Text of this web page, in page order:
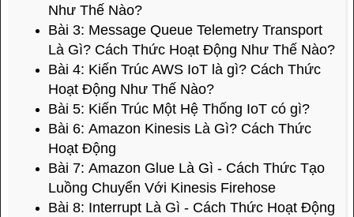
Như Thế Nào?
Bài 3: Message Queue Telemetry Transport
Là Gì? Cách Thức Hoạt Động Như Thế Nào?
Bài 4: Kiến Trúc AWS IoT là gì? Cách Thức
Hoạt Động Như Thế Nào?
Bài 5: Kiến Trúc Một Hệ Thống IoT có gì?
Bài 6: Amazon Kinesis Là Gì? Cách Thức
Hoạt Động
Bài 7: Amazon Glue Là Gì - Cách Thức Tạo
Luồng Chuyển Với Kinesis Firehose
Bài 8: Interrupt Là Gì - Cách Thức Hoạt Động